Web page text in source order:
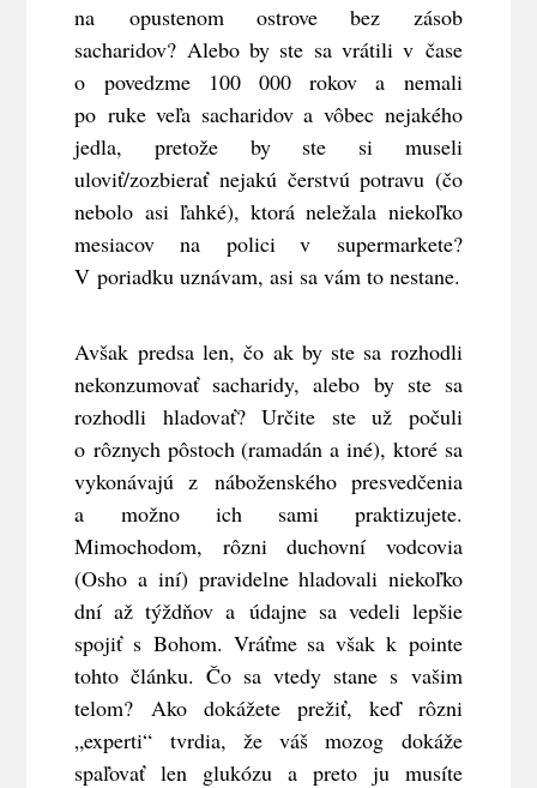
na opustenom ostrove bez zásob
sacharidov? Alebo by ste sa vrátili v čase
o povedzme 100 000 rokov a nemali
po ruke veľa sacharidov a vôbec nejakého
jedla, pretože by ste si museli
uloviť/zozbierať nejakú čerstvú potravu (čo
nebolo asi ľahké), ktorá neležala niekoľko
mesiacov na polici v supermarkete?
V poriadku uznávam, asi sa vám to nestane.
Avšak predsa len, čo ak by ste sa rozhodli
nekonzumovať sacharidy, alebo by ste sa
rozhodli hladovať? Určite ste už počuli
o rôznych pôstoch (ramadán a iné), ktoré sa
vykonávajú z náboženského presvedčenia
a možno ich sami praktizujete.
Mimochodom, rôzni duchovní vodcovia
(Osho a iní) pravidelne hladovali niekoľko
dní až týždňov a údajne sa vedeli lepšie
spojiť s Bohom. Vráťme sa však k pointe
tohto článku. Čo sa vtedy stane s vašim
telom? Ako dokážete prežiť, keď rôzni
„experti“ tvrdia, že váš mozog dokáže
spaľovať len glukózu a preto ju musíte